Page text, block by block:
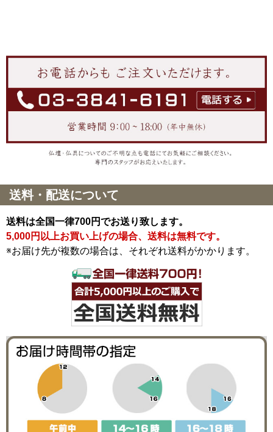
送料・配送について
送料は全国一律700円でお送り致します。
5,000円以上お買い上げの場合、送料は無料です。
※お届け先が複数の場合は、それぞれ送料がかかります。